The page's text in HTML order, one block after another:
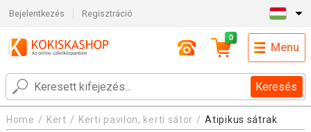
Bejelentkezés Regisztráció
Keresés
0
Menu
Home Kert Kerti pavilon, kerti sátor Atipikus sátrak